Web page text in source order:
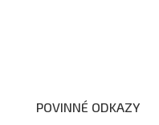
POVINNÉ ODKAZY